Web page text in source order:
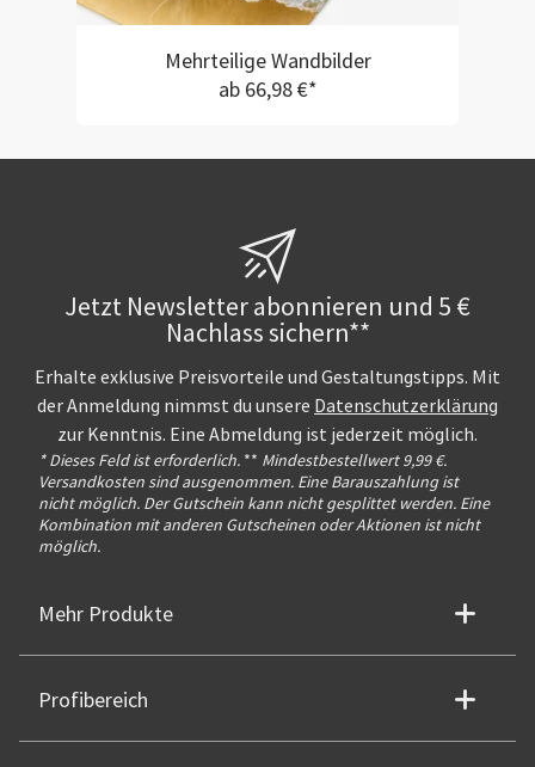
Mehrteilige Wandbilder
ab 66,98 €*
Jetzt Newsletter abonnieren und 5 €
Nachlass sichern**
Erhalte exklusive Preisvorteile und Gestaltungstipps. Mit
der Anmeldung nimmst du unsere Datenschutzerklärung
zur Kenntnis. Eine Abmeldung ist jederzeit möglich.
* Dieses Feld ist erforderlich. ** Mindestbestellwert 9,99 €.
Versandkosten sind ausgenommen. Eine Barauszahlung ist
nicht möglich. Der Gutschein kann nicht gesplittet werden. Eine
Kombination mit anderen Gutscheinen oder Aktionen ist nicht
möglich.
Mehr Produkte
Profibereich